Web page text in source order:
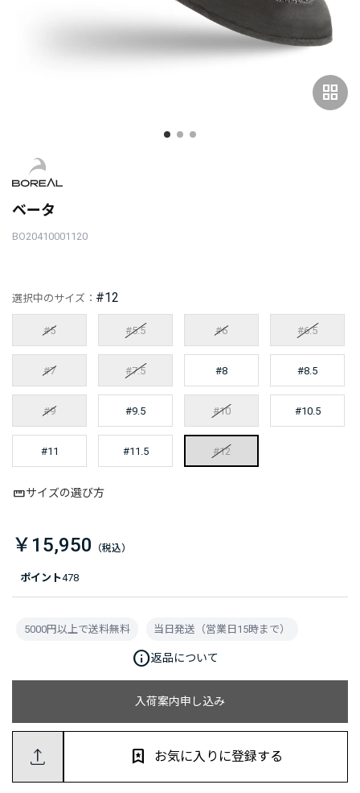
grid_view
ベータ
BO20410001120
ポイント478
選択中のサイズ： #12
#5 #5.5 #6 #6.5
#7 #7.5 #8 #8.5
#9 #9.5 #10 #10.5
#11 #11.5 #12
サイズの選び方
￥15,950
入荷案内申し込み
お気に入りに登録する
5000円以上で送料無料 当日発送（営業日15時まで）
info返品について